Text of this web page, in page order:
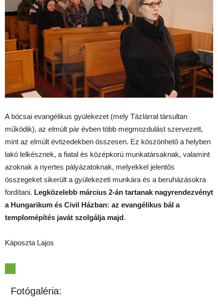
A bócsai evangélikus gyülekezet (mely Tázlárral társultan
működik), az elmúlt pár évben több megmozdulást szervezett,
mint az elmúlt évtizedekben összesen. Ez köszönhető a helyben
lakó lelkésznek, a fiatal és középkorú munkatársaknak, valamint
azoknak a nyertes pályázatoknak, melyekkel jelentős
összegeket sikerült a gyülekezeti munkára és a beruházásokra
fordítani. Legközelebb március 2-án tartanak nagyrendezvényt
a Hungarikum és Civil Házban: az evangélikus bál a
templomépítés javát szolgálja majd.
Káposzta Lajos
Fotógaléria: